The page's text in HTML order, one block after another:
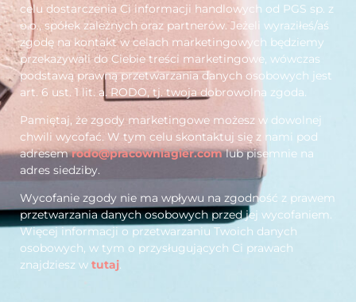
celu dostarczenia Ci informacji handlowych od PGS sp. z
o.o., spółek zależnych oraz partnerów. Jeżeli wyraziłeś/aś
zgodę na kontakt w celach marketingowych będziemy
przekazywali do Ciebie treści marketingowe, wówczas
podstawą prawną przetwarzania danych osobowych jest
art. 6 ust. 1 lit. a. RODO, tj. twoja dobrowolna zgoda.
Pamiętaj, że zgody marketingowe możesz w dowolnej
chwili wycofać. W tym celu skontaktuj się z nami pod
adresemrodo@pracowniagier.com lub pisemnie na
adres siedziby.
Wycofanie zgody nie ma wpływu na zgodność z prawem
przetwarzania danych osobowych przed jej wycofaniem.
Więcej informacji o przetwarzaniu Twoich danych
osobowych, w tym o przysługujących Ci prawach
znajdziesz w tutaj.